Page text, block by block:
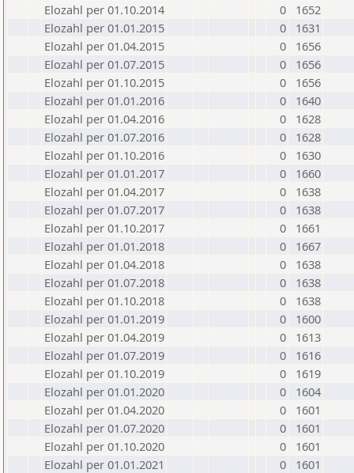
Elozahl per 01.10.2014
0
1652
Elozahl per 01.01.2015
0
1631
Elozahl per 01.04.2015
0
1656
Elozahl per 01.07.2015
0
1656
Elozahl per 01.10.2015
0
1656
Elozahl per 01.01.2016
0
1640
Elozahl per 01.04.2016
0
1628
Elozahl per 01.07.2016
0
1628
Elozahl per 01.10.2016
0
1630
Elozahl per 01.01.2017
0
1660
Elozahl per 01.04.2017
0
1638
Elozahl per 01.07.2017
0
1638
Elozahl per 01.10.2017
0
1661
Elozahl per 01.01.2018
0
1667
Elozahl per 01.04.2018
0
1638
Elozahl per 01.07.2018
0
1638
Elozahl per 01.10.2018
0
1638
Elozahl per 01.01.2019
0
1600
Elozahl per 01.04.2019
0
1613
Elozahl per 01.07.2019
0
1616
Elozahl per 01.10.2019
0
1619
Elozahl per 01.01.2020
0
1604
Elozahl per 01.04.2020
0
1601
Elozahl per 01.07.2020
0
1601
Elozahl per 01.10.2020
0
1601
Elozahl per 01.01.2021
0
1601